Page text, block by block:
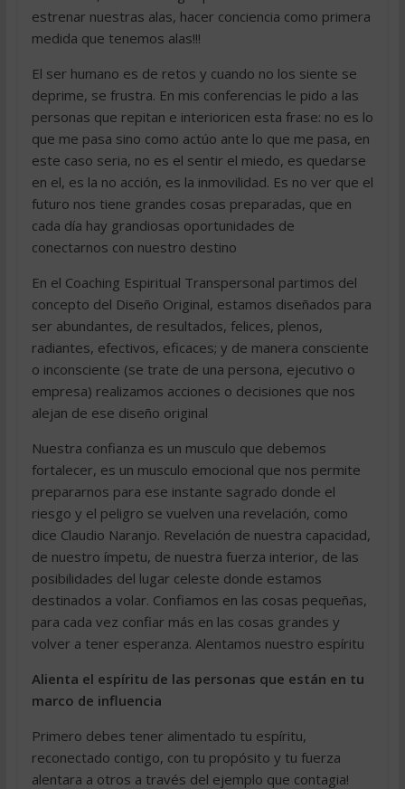
estrenar nuestras alas, hacer conciencia como primera
medida que tenemos alas!!!
El ser humano es de retos y cuando no los siente se
deprime, se frustra. En mis conferencias le pido a las
personas que repitan e interioricen esta frase: no es lo
que me pasa sino como actúo ante lo que me pasa, en
este caso seria, no es el sentir el miedo, es quedarse
en el, es la no acción, es la inmovilidad. Es no ver que el
futuro nos tiene grandes cosas preparadas, que en
cada día hay grandiosas oportunidades de
conectarnos con nuestro destino
En el Coaching Espiritual Transpersonal partimos del
concepto del Diseño Original, estamos diseñados para
ser abundantes, de resultados, felices, plenos,
radiantes, efectivos, eficaces; y de manera consciente
o inconsciente (se trate de una persona, ejecutivo o
empresa) realizamos acciones o decisiones que nos
alejan de ese diseño original
Nuestra confianza es un musculo que debemos
fortalecer, es un musculo emocional que nos permite
prepararnos para ese instante sagrado donde el
riesgo y el peligro se vuelven una revelación, como
dice Claudio Naranjo. Revelación de nuestra capacidad,
de nuestro ímpetu, de nuestra fuerza interior, de las
posibilidades del lugar celeste donde estamos
destinados a volar. Confiamos en las cosas pequeñas,
para cada vez confiar más en las cosas grandes y
volver a tener esperanza. Alentamos nuestro espíritu
Alienta el espíritu de las personas que están en tu
marco de influencia
Primero debes tener alimentado tu espíritu,
reconectado contigo, con tu propósito y tu fuerza
alentara a otros a través del ejemplo que contagia!